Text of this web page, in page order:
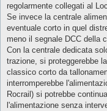
regolarmente collegati al
Se invece la centrale
eventuale corto in quel
meno il segnale DCC della
Con la centrale dedicata
trazione, si proteggerebbe
classico corto da
interromperebbe
Rocrail) si potrebbe
l'alimentazione senza